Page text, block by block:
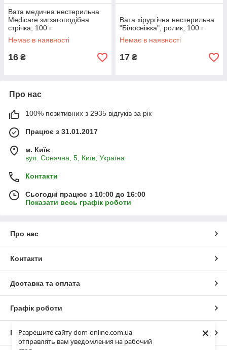
Разрешите сайту dom-online.com.ua
отправлять вам уведомления на рабочий
×
Вата медична нестерильна
Medicare зигзагоподібна
стрічка, 100 г
Немає в наявності
16 ₴
Вата хірургічна нестерильна
"Білосніжка", ролик, 100 г
Немає в наявності
17 ₴
Про нас
100% позитивних з 2935 відгуків за рік
Працює з 31.01.2017
м. Київ
вул. Сонячна, 5, Київ, Україна
Контакти
Сьогодні працює з 10:00 до 16:00
Показати весь графік роботи
Про нас
Контакти
Доставка та оплата
Графік роботи
Повна версія сайту